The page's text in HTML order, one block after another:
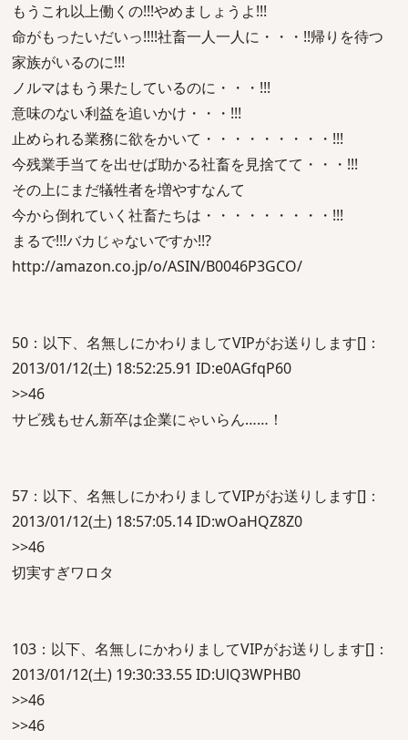
もうこれ以上働くの!!!やめましょうよ!!!
命がもったいだいっ!!!!社畜一人一人に・・・!!帰りを待つ
家族がいるのに!!!
ノルマはもう果たしているのに・・・!!!
意味のない利益を追いかけ・・・!!!
止められる業務に欲をかいて・・・・・・・・・!!!
今残業手当てを出せば助かる社畜を見捨てて・・・!!!
その上にまだ犠牲者を増やすなんて
今から倒れていく社畜たちは・・・・・・・・・!!!
まるで!!!バカじゃないですか!!?
http://amazon.co.jp/o/ASIN/B0046P3GCO/
50：以下、名無しにかわりましてVIPがお送りします[]：
2013/01/12(土) 18:52:25.91 ID:e0AGfqP60
>>46
サビ残もせん新卒は企業にゃいらん……！
57：以下、名無しにかわりましてVIPがお送りします[]：
2013/01/12(土) 18:57:05.14 ID:wOaHQZ8Z0
>>46
切実すぎワロタ
103：以下、名無しにかわりましてVIPがお送りします[]：
2013/01/12(土) 19:30:33.55 ID:UlQ3WPHB0
>>46
>>46